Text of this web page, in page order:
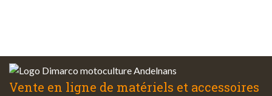
Vente en ligne de matériels et accessoires